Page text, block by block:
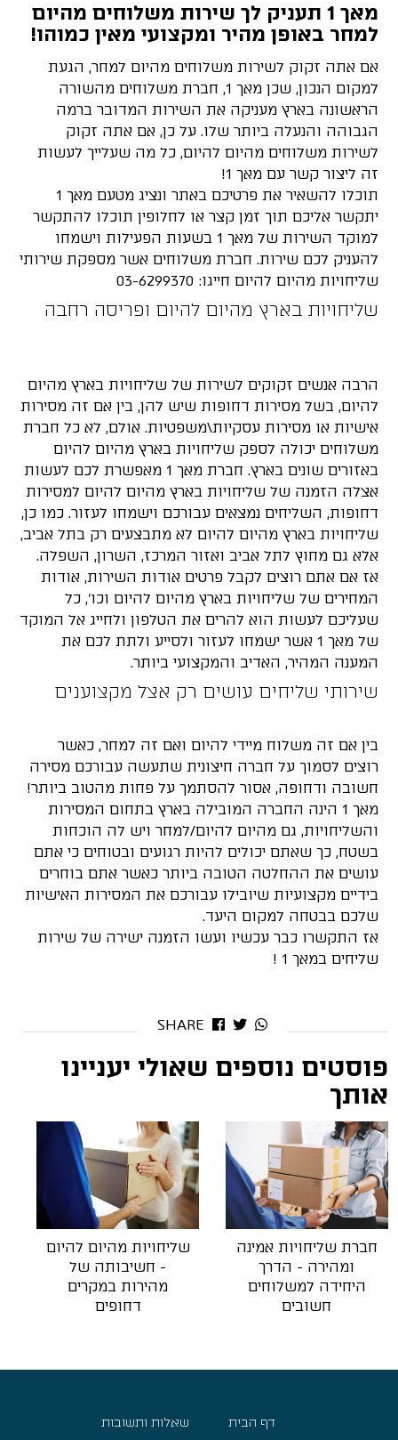
מאך 1 תעניק לך שירות משלוחים מהיום
למחר באופן מהיר ומקצועי מאין כמוהו!
אם אתה זקוק לשירות משלוחים מהיום למחר, הגעת
למקום הנכון, שכן מאך 1, חברת משלוחים מהשורה
הראשונה בארץ מעניקה את השירות המדובר ברמה
הגבוהה והנעלה ביותר שלו. על כן, אם אתה זקוק
לשירות משלוחים מהיום להיום, כל מה שעלייך לעשות
זה ליצור קשר עם מאך 1!
תוכלו להשאיר את פרטיכם באתר ונציג מטעם מאך 1
יתקשר אליכם תוך זמן קצר או לחלופין תוכלו להתקשר
למוקד השירות של מאך 1 בשעות הפעילות וישמחו
להעניק לכם שירות. חברת משלוחים אשר מספקת שירותי
שליחויות מהיום להיום חייגו: 03-6299370
שליחויות בארץ מהיום להיום ופריסה רחבה
הרבה אנשים זקוקים לשירות של שליחויות בארץ מהיום
להיום, בשל מסירות דחופות שיש להן, בין אם זה מסירות
אישיות או מסירות עסקיות\משפטיות. אולם, לא כל חברת
משלוחים יכולה לספק שליחויות בארץ מהיום להיום
באזורים שונים בארץ. חברת מאך 1 מאפשרת לכם לעשות
אצלה הזמנה של שליחויות בארץ מהיום להיום למסירות
דחופות, השליחים נמצאים עבורכם וישמחו לעזור. כמו כן,
שליחויות בארץ מהיום להיום לא מתבצעים רק בתל אביב,
אלא גם מחוץ לתל אביב ואזור המרכז, השרון, השפלה.
אז אם אתם רוצים לקבל פרטים אודות השירות, אודות
המחירים של שליחויות בארץ מהיום להיום וכו', כל
שעליכם לעשות הוא להרים את הטלפון ולחייג אל המוקד
של מאך 1 אשר ישמחו לעזור ולסייע ולתת לכם את
המענה המהיר, האדיב והמקצועי ביותר.
שירותי שליחים עושים רק אצל מקצוענים
בין אם זה משלוח מיידי להיום ואם זה למחר, כאשר
רוצים לסמוך על חברה חיצונית שתעשה עבורכם מסירה
חשובה ודחופה, אסור להסתמך על פחות מהטוב ביותר!
מאך 1 הינה החברה המובילה בארץ בתחום המסירות
והשליחויות, גם מהיום להיום/למחר ויש לה הוכחות
בשטח, כך שאתם יכולים להיות רגועים ובטוחים כי אתם
עושים את ההחלטה הטובה ביותר כאשר אתם בוחרים
בידיים מקצועיות שיובילו עבורכם את המסירות האישיות
שלכם בבטחה למקום היעד.
אז התקשרו כבר עכשיו ועשו הזמנה ישירה של שירות
שליחים במאך 1 !
SHARE
פוסטים נוספים שאולי יעניינו
אותך
שליחויות מהיום להיום
- חשיבותה של
מהירות במקרים
דחופים
חברת שליחויות אמינה
ומהירה - הדרך
היחידה למשלוחים
חשובים
דף הבית
שאלות ותשובות